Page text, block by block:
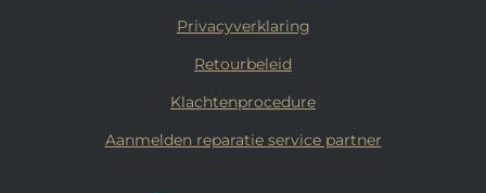
Privacyverklaring
Retourbeleid
Klachtenprocedure
Aanmelden reparatie service partner